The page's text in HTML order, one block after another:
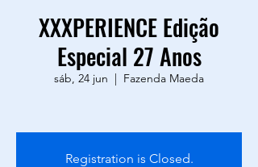
XXXPERIENCE Edição
Especial 27 Anos
sáb, 24 jun
  |
Fazenda Maeda
Registration is Closed.